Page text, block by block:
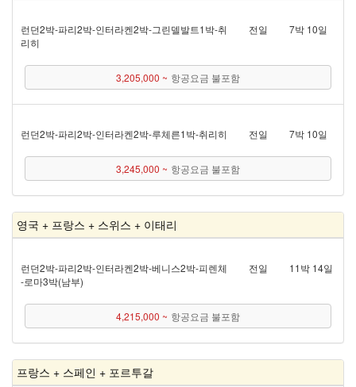
런던 2박 - 파리 2박 - 인터라켄 2박 - 그린델발트 1박 - 취
리히
전일 7박 10일
3,205,000 ~ 항공요금 불포함
런던 2박 - 파리 2박 - 인터라켄 2박 - 루체른 1박 - 취리히 전일 7박 10일
3,245,000 ~ 항공요금 불포함
영국 + 프랑스 + 스위스 + 이태리
런던 2박 - 파리 2박 - 인터라켄 2박 - 베니스 2박 - 피렌체
- 로마 3박(남부)
전일 11박 14일
4,215,000 ~ 항공요금 불포함
프랑스 + 스페인 + 포르투갈